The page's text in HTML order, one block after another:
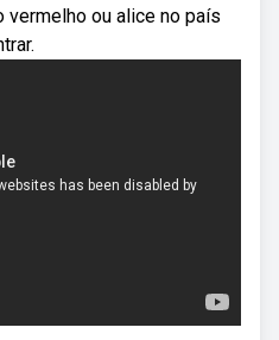
ou alice no país